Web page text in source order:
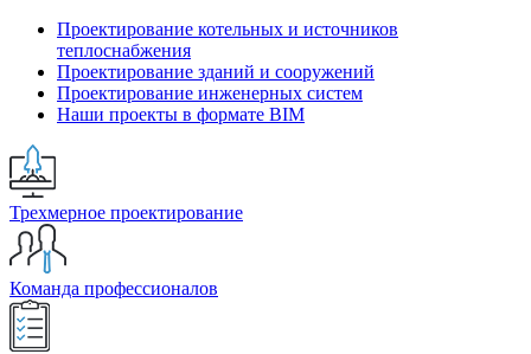
Проектирование котельных и источников
теплоснабжения
Проектирование зданий и сооружений
Проектирование инженерных систем
Наши проекты в формате BIM
Трехмерное проектирование
Команда профессионалов